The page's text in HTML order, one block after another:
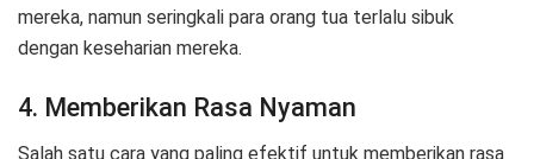
mereka, namun seringkali para orang tua terlalu sibuk
dengan keseharian mereka.
4. Memberikan Rasa Nyaman
Salah satu cara yang paling efektif untuk memberikan rasa